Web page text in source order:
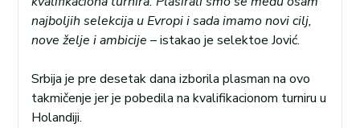
najboljih selekcija u Evropi i sada imamo novi cilj,
nove želje i ambicije – istakao je selektoe Jović.
Srbija je pre desetak dana izborila plasman na ovo
takmičenje jer je pobedila na kvalifikacionom turniru u
Holandiji.